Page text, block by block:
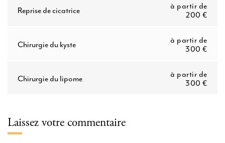
Reprise de cicatrice
à partir de
200 €
Chirurgie du kyste
à partir de
300 €
Chirurgie du lipome
à partir de
300 €
Laissez votre commentaire